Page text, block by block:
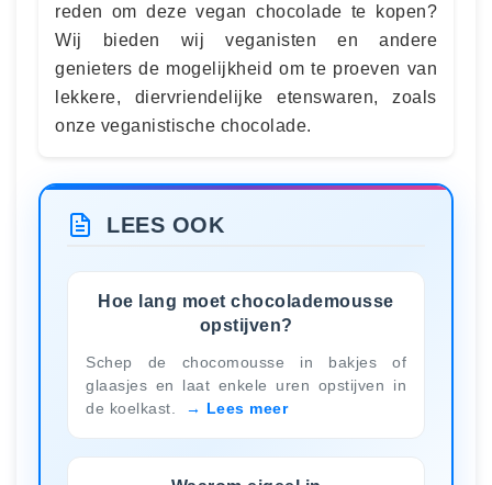
reden om deze vegan chocolade te kopen?
Wij bieden wij veganisten en andere
genieters de mogelijkheid om te proeven van
lekkere, diervriendelijke etenswaren, zoals
onze veganistische chocolade.
LEES OOK
Hoe lang moet chocolademousse
opstijven?
Schep de chocomousse in bakjes of
glaasjes en laat enkele uren opstijven in
de koelkast.
Lees meer